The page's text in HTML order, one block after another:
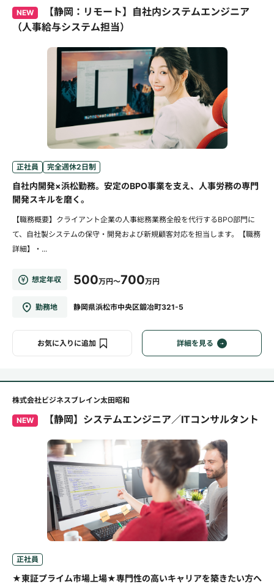
NEW
【静岡：リモート】自社内システムエンジニア
（人事給与システム担当）
正社員 完全週休2日制
自社内開発×浜松勤務。安定のBPO事業を支え、人事労務の専門
開発スキルを磨く。
【職務概要】クライアント企業の人事総務業務全般を代行するBPO部門に
て、自社製システムの保守・開発および新規顧客対応を担当します。【職務
詳細】・...
想定年収 500万円～700万円
勤務地 静岡県浜松市中央区鍛冶町321-5
お気に入りに追加 詳細を見る
株式会社ビジネスブレイン太田昭和
NEW 【静岡】システムエンジニア／ITコンサルタント
正社員
★東証プライム市場上場★専門性の高いキャリアを築きたい方へ